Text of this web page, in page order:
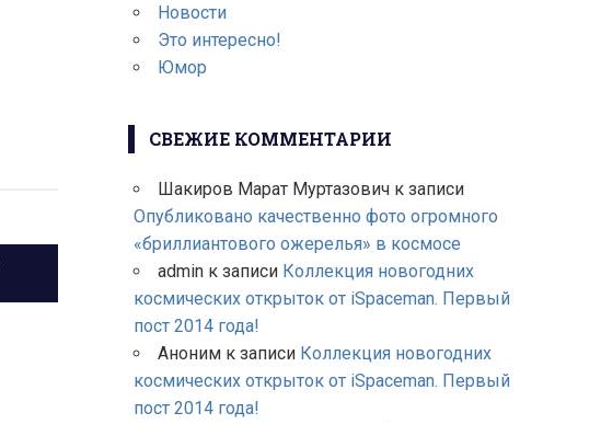
Новости
Это интересно!
Юмор
СВЕЖИЕ КОММЕНТАРИИ
Шакиров Марат Муртазовичк записи
Опубликовано качественно фото огромного
«бриллиантового ожерелья» в космосе
adminк записи Коллекция новогодних
космических открыток от iSpaceman. Первый
пост 2014 года!
Анонимк записи Коллекция новогодних
космических открыток от iSpaceman. Первый
пост 2014 года!